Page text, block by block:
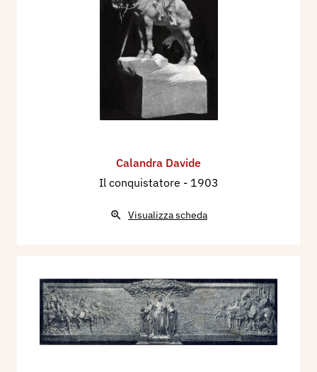
Calandra Davide
Il conquistatore - 1903
Visualizza scheda